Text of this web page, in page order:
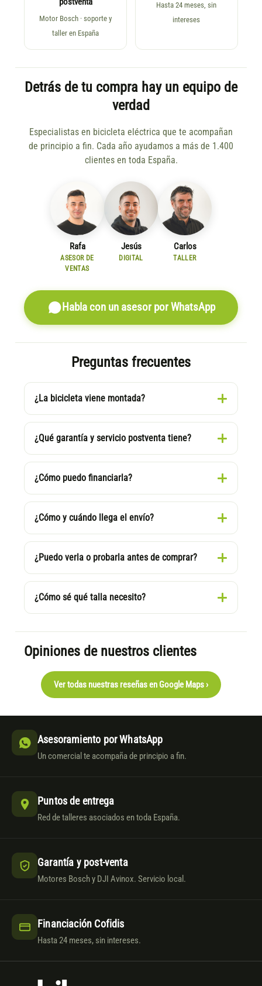
postventa
Motor Bosch · soporte y
taller en España
Hasta 24 meses, sin
intereses
Detrás de tu compra hay un equipo de
verdad
Especialistas en bicicleta eléctrica que te acompañan
de principio a fin. Cada año ayudamos a más de 1.400
clientes en toda España.
Rafa
ASESOR DE
VENTAS
Jesús
DIGITAL
Carlos
TALLER
Habla con un asesor por WhatsApp
Preguntas frecuentes
¿La bicicleta viene montada?
¿Qué garantía y servicio postventa tiene?
¿Cómo puedo financiarla?
¿Cómo y cuándo llega el envío?
¿Puedo verla o probarla antes de comprar?
¿Cómo sé qué talla necesito?
Opiniones de nuestros clientes
Ver todas nuestras reseñas en Google Maps ›
Asesoramiento por WhatsApp
Un comercial te acompaña de principio a fin.
Puntos de entrega
Red de talleres asociados en toda España.
Garantía y post-venta
Motores Bosch y DJI Avinox. Servicio local.
Financiación Cofidis
Hasta 24 meses, sin intereses.